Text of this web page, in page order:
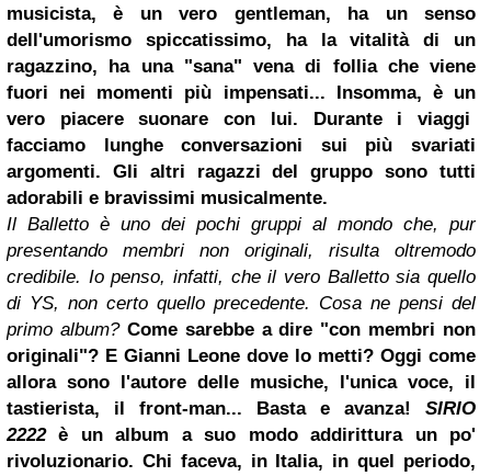
musicista, è un vero gentleman, ha un senso
dell'umorismo spiccatissimo, ha la vitalità di un
ragazzino, ha una "sana" vena di follia che viene
fuori nei momenti più impensati... Insomma, è un
vero piacere suonare con lui. Durante i viaggi
facciamo lunghe conversazioni sui più svariati
argomenti. Gli altri ragazzi del gruppo sono tutti
adorabili e bravissimi musicalmente.
Il Balletto è uno dei pochi gruppi al mondo che, pur
presentando membri non originali, risulta oltremodo
credibile. Io penso, infatti, che il vero Balletto sia quello
di YS, non certo quello precedente. Cosa ne pensi del
primo album? Come sarebbe a dire "con membri non
originali"? E Gianni Leone dove lo metti? Oggi come
allora sono l'autore delle musiche, l'unica voce, il
tastierista, il front-man... Basta e avanza! SIRIO
2222è un album a suo modo addirittura un po'
rivoluzionario. Chi faceva, in Italia, in quel periodo,